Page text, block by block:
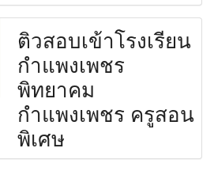
ติวสอบเข้าโรงเรียน
กำแพงเพชร
พิทยาคม
กำแพงเพชร ครูสอน
พิเศษ